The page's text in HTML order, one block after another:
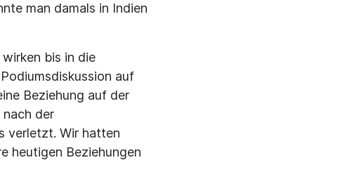
man damals in Indien
bis in die
auf
Bezie­hung auf der
nach der
verletzt. Wir hatten
heu­tigen Beziehungen